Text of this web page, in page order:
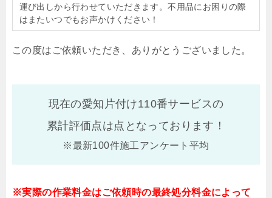
運び出しから行わせていただきます。不用品にお困りの際
はまたいつでもお声かけください！
この度はご依頼いただき、ありがとうございました。
現在の愛知片付け110番サービスの
累計評価点は点となっております！
※最新100件施工アンケート平均
※実際の作業料金はご依頼時の最終処分料金によって